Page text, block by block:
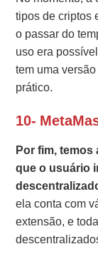
tipos de criptos
o passar do
uso era
tem uma
prático.
10-
Por fim, temos
que o usuário
ela conta com
extensão, e